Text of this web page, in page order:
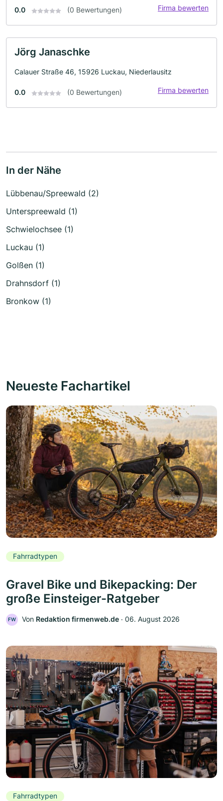
0.0 (0 Bewertungen) Firma bewerten
Jörg Janaschke
Calauer Straße 46, 15926 Luckau, Niederlausitz
0.0 (0 Bewertungen) Firma bewerten
In der Nähe
Lübbenau/Spreewald (2)
Unterspreewald (1)
Schwielochsee (1)
Luckau (1)
Golßen (1)
Drahnsdorf (1)
Bronkow (1)
Neueste Fachartikel
Fahrradtypen
Gravel Bike und Bikepacking: Der
große Einsteiger-Ratgeber
FW Von Redaktion firmenweb.de ‧ 06. August 2026
Fahrradtypen